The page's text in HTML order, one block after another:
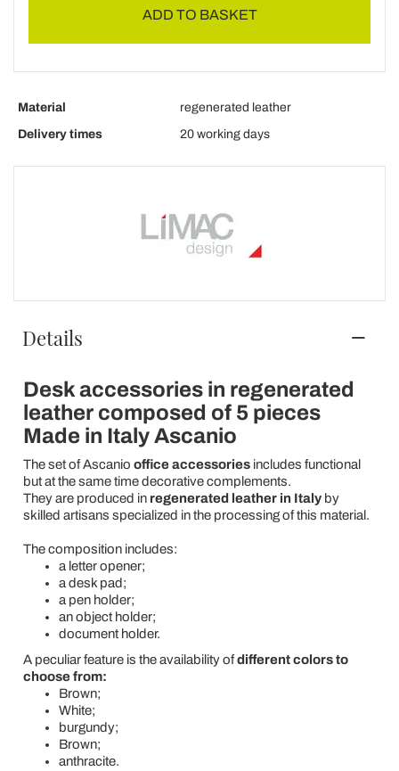
ADD TO BASKET
Material
regenerated leather
Delivery times
20 working days
Details
Desk accessories in regenerated
leather composed of 5 pieces
Made in Italy Ascanio
The set of Ascanio office accessoriesincludes functional
but at the same time decorative complements.
They are produced in regenerated leather in Italyby
skilled artisans specialized in the processing of this material.
The composition includes:
a letter opener;
a desk pad;
a pen holder;
an object holder;
document holder.
A peculiar feature is the availability ofdifferent colors to
choose from:
Brown;
White;
burgundy;
Brown;
anthracite.